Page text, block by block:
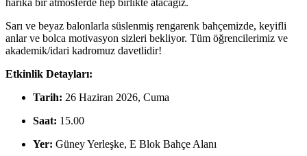
harika bir atmosferde hep birlikte atacağız.
Sarı ve beyaz balonlarla süslenmiş rengarenk bahçemizde, keyifli
anlar ve bolca motivasyon sizleri bekliyor. Tüm öğrencilerimiz ve
akademik/idari kadromuz davetlidir!
Etkinlik Detayları:
Tarih: 26 Haziran 2026, Cuma
Saat: 15.00
Yer: Güney Yerleşke, E Blok Bahçe Alanı